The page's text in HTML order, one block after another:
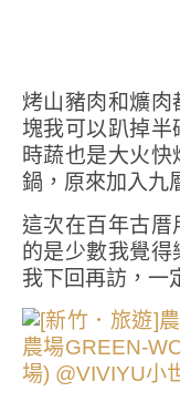
烤山豬肉和爌
塊我可以趴掉
時蔬也是大火
鍋，原來加入九
這次在百年古
的是少數我覺
我下回再訪，一